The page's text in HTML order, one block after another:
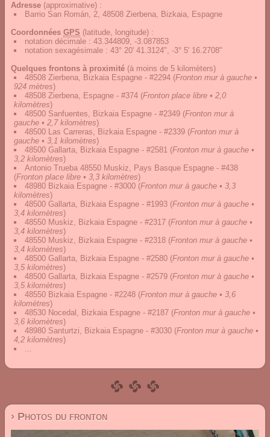
Adresse (approximative) :
Barrio San Román, 2, 48508 Zierbena, Bizkaia, Espagne
Coordonnées GPS (latitude, longitude) :
notation décimale : 43.344809, -3.087853
notation sexagésimale : 43° 20' 41.3124", -3° 5' 16.2708"
Quelques frontons à proximité (à moins de 5 kilomèters)
48508 Zierbena, Bizkaia Espagne - #2294 (Fronton mur à gauche •
924 mètres)
48508 Zierbena, Espagne - #374 (Fronton place libre • 2,0
kilomètres)
48500 Sanfuentes, Bizkaia Espagne - #2349 (Fronton mur à
gauche • 2,7 kilomètres)
48500 Las Carreras, Bizkaia Espagne - #2339 (Fronton mur à
gauche • 3,1 kilomètres)
48500 Gallarta, Bizkaia Espagne - #2581 (Fronton mur à gauche •
3,2 kilomètres)
Antonio Trueba 48550 Muskiz, Pays Basque Espagne - #438
(Fronton place libre • 3,3 kilomètres)
48980 Bizkaia Espagne - #3000 (Fronton mur à gauche • 3,3
kilomètres)
48500 Gallarta, Bizkaia Espagne - #1993 (Fronton mur à gauche •
3,4 kilomètres)
48550 Muskiz, Bizkaia Espagne - #2317 (Fronton mur à gauche •
3,4 kilomètres)
48550 Muskiz, Bizkaia Espagne - #2318 (Fronton mur à gauche •
3,4 kilomètres)
48500 Gallarta, Bizkaia Espagne - #2580 (Fronton mur à gauche •
3,5 kilomètres)
48500 Gallarta, Bizkaia Espagne - #2579 (Fronton mur à gauche •
3,5 kilomètres)
48550 Bizkaia Espagne - #2248 (Fronton mur à gauche • 3,6
kilomètres)
48530 Nocedal, Bizkaia Espagne - #2187 (Fronton mur à gauche •
3,6 kilomètres)
48980 Santurtzi, Bizkaia Espagne - #3030 (Fronton mur à gauche •
4,2 kilomètres)
...
› Photos du fronton